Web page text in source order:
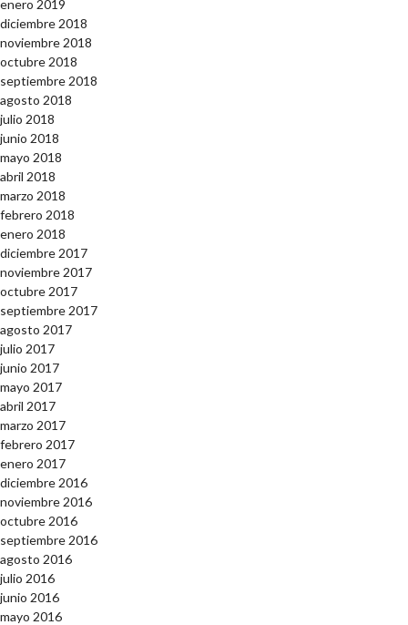
enero 2019
diciembre 2018
noviembre 2018
octubre 2018
septiembre 2018
agosto 2018
julio 2018
junio 2018
mayo 2018
abril 2018
marzo 2018
febrero 2018
enero 2018
diciembre 2017
noviembre 2017
octubre 2017
septiembre 2017
agosto 2017
julio 2017
junio 2017
mayo 2017
abril 2017
marzo 2017
febrero 2017
enero 2017
diciembre 2016
noviembre 2016
octubre 2016
septiembre 2016
agosto 2016
julio 2016
junio 2016
mayo 2016